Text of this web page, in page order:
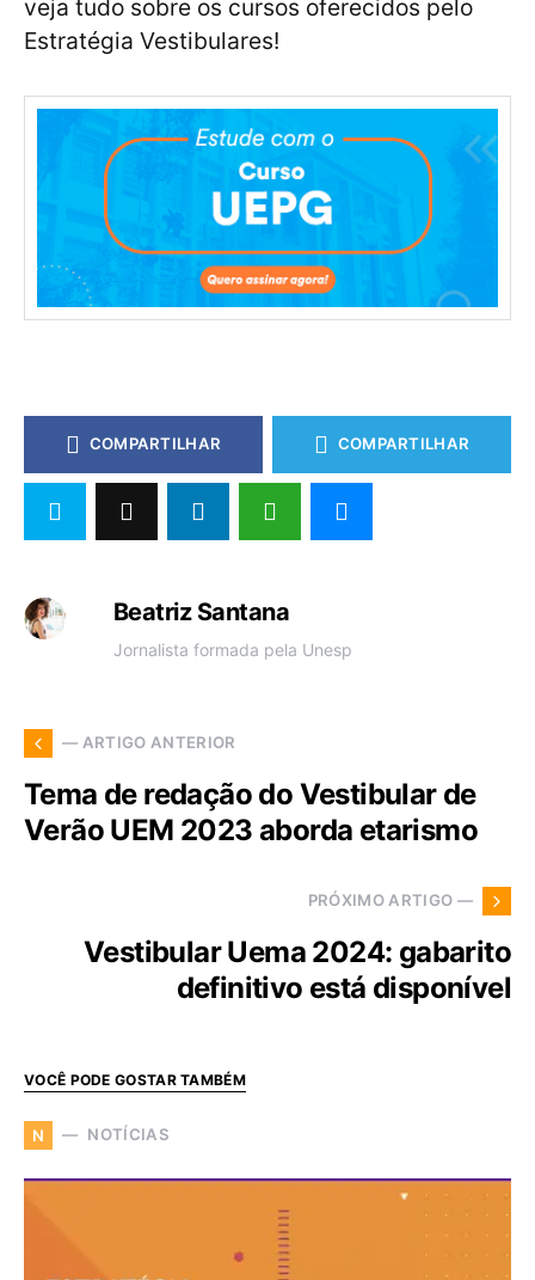
veja tudo sobre os cursos oferecidos pelo
Estratégia Vestibulares!
COMPARTILHAR COMPARTILHAR
Beatriz Santana
Jornalista formada pela Unesp
— ARTIGO ANTERIOR
Tema de redação do Vestibular de
Verão UEM 2023 aborda etarismo
PRÓXIMO ARTIGO —
Vestibular Uema 2024: gabarito
definitivo está disponível
VOCÊ PODE GOSTAR TAMBÉM
N NOTÍCIAS